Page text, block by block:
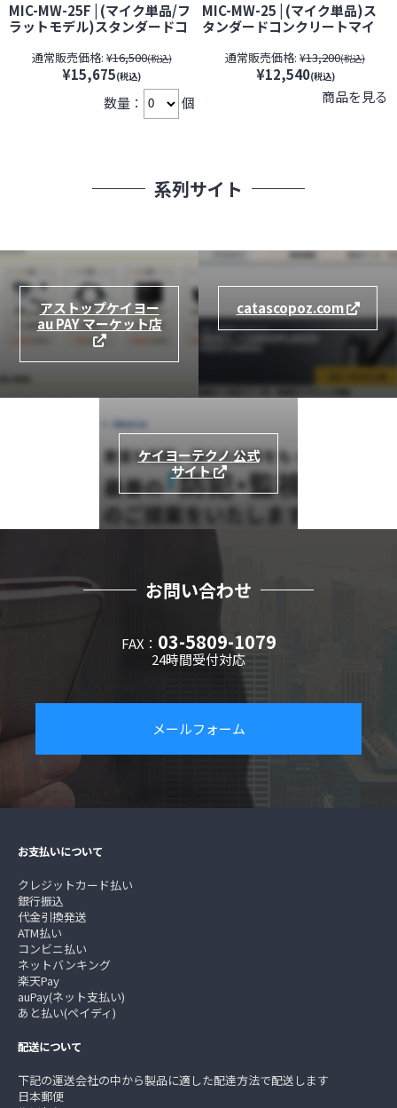
MIC-MW-25F | (マイク単品/フ
ラットモデル)スタンダードコ
ラット)用【SALE】【すぐ発
(即日発送)】【サンメカトロニ
クス】【期間限定】[期間：～
2026年8月31日]
通常販売価格: ¥16,500(税込)
¥15,675(税込)
数量： 個
MIC-MW-25 | (マイク単品)ス
タンダードコンクリートマイ
【SALE】【すぐ発(即日発
送)】【サンメカトロニクス】
【期間限定】[期間：～2026年
通常販売価格: ¥13,200(税込)
¥12,540(税込)
商品を見る
系列サイト
アストップケイヨー
au PAY マーケット店
catascopoz.com
ケイヨーテクノ 公式
サイト
お問い合わせ
FAX： 03-5809-1079
24時間受付対応
メールフォーム
お支払いについて
クレジットカード払い
銀行振込
代金引換発送
ATM払い
コンビニ払い
ネットバンキング
楽天Pay
auPay(ネット支払い)
あと払い(ペイディ)
配送について
下記の運送会社の中から製品に適した配達方法で配送します
日本郵便